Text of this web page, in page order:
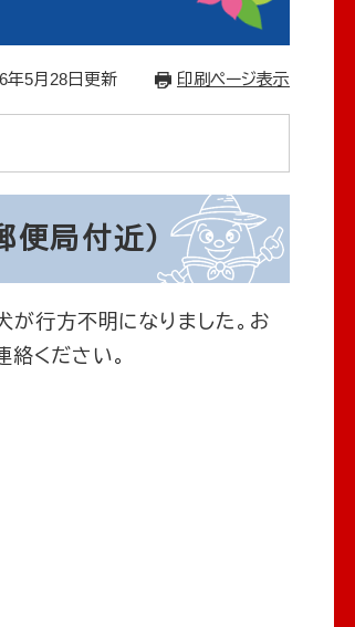
年5月28日更新 印刷ページ表示
便局付近）
が行方不明になりました。お
ください。